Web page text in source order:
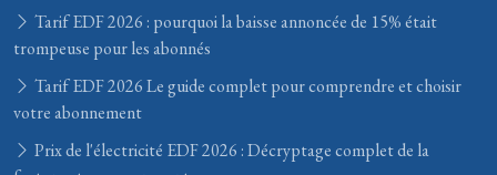
Tarif EDF 2026 : pourquoi la baisse annoncée de 15% était
trompeuse pour les abonnés
Tarif EDF 2026 Le guide complet pour comprendre et choisir
votre abonnement
Prix de l'électricité EDF 2026 : Décryptage complet de la